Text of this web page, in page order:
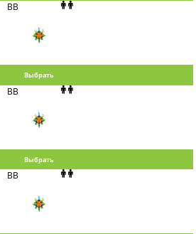
BB
Выбрать
BB
Выбрать
BB